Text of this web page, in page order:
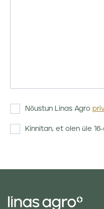
Nõustun Linas Agro
Kinnitan, et olen üle